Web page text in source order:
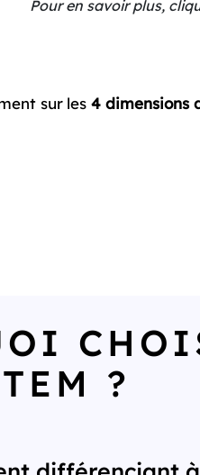
Pour en savoir plus,
sur les4 dimensions
?